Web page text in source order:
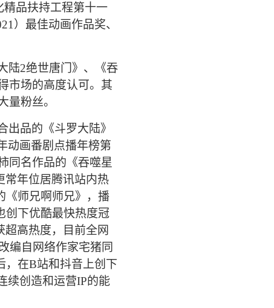
品扶持工程第十一
）最佳动画作品奖、
陆2绝世唐门》、《吞
市场的高度认可。其
量粉丝。
品的《斗罗大陆》
动画番剧点播年榜第
同名作品的《吞噬星
常年位居腾讯站内热
《师兄啊师兄》，播
创下优酷最快热度冠
高热度，目前全网
编自网络作家宅猪同
，在B站和抖音上创下
续创造和运营IP的能